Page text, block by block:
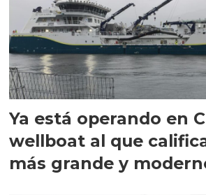
Ya está operando en
wellboat al que
más grande y